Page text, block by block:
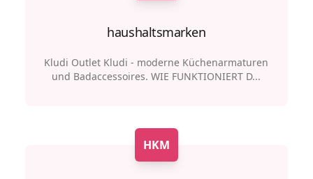
haushaltsmarken
Kludi Outlet Kludi - moderne Küchenarmaturen
und Badaccessoires. WIE FUNKTIONIERT D...
HKM